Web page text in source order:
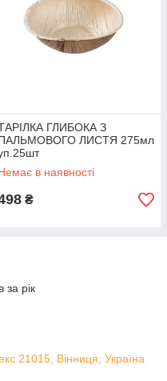
ГЛИБОКА З
ЛИСТЯ 275мл
в наявності
₴
за рік
21015, Вінниця, Україна